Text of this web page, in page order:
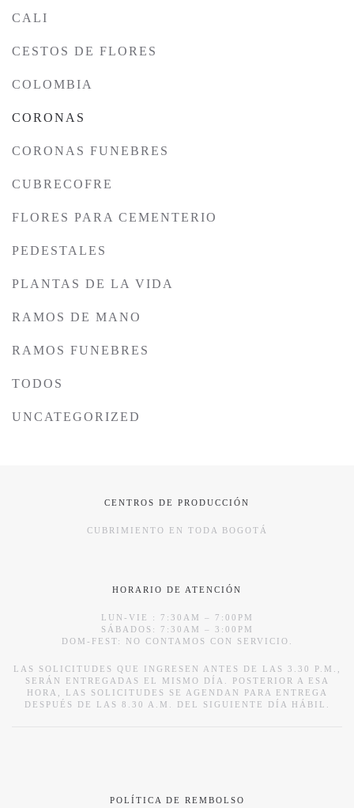
CALI
CESTOS DE FLORES
COLOMBIA
CORONAS
CORONAS FUNEBRES
CUBRECOFRE
FLORES PARA CEMENTERIO
PEDESTALES
PLANTAS DE LA VIDA
RAMOS DE MANO
RAMOS FUNEBRES
TODOS
UNCATEGORIZED
CENTROS DE PRODUCCIÓN
CUBRIMIENTO EN TODA BOGOTÁ
HORARIO DE ATENCIÓN
LUN-VIE : 7:30AM – 7:00PM
SÁBADOS: 7:30AM – 3:00PM
DOM-FEST: NO CONTAMOS CON SERVICIO.
LAS SOLICITUDES QUE INGRESEN ANTES DE LAS 3.30 P.M.,
SERÁN ENTREGADAS EL MISMO DÍA. POSTERIOR A ESA
HORA, LAS SOLICITUDES SE AGENDAN PARA ENTREGA
DESPUÉS DE LAS 8.30 A.M. DEL SIGUIENTE DÍA HÁBIL.
POLÍTICA DE REMBOLSO